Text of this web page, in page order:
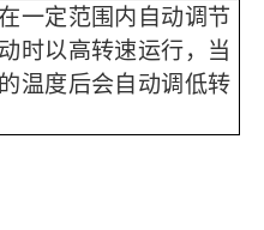
一定范围内自动调节
时以高转速运行，当
温度后会自动调低转